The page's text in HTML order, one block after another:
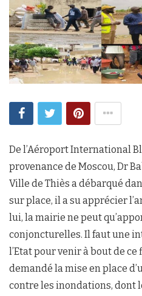
De l’Aéroport International
provenance de Moscou, Dr
Ville de Thiès a débarqué
sur place, il a su apprécier
lui, la mairie ne peut
conjoncturelles. Il faut une
l’Etat pour venir à bout de ce
demandé la mise en place
contre les inondations, dont